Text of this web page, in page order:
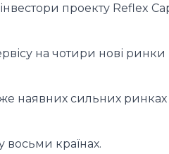
проекту Reflex
на чотири нові ринки
наявних сильних ринках
восьми країнах.